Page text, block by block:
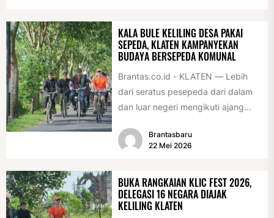
KALA BULE KELILING DESA PAKAI
SEPEDA, KLATEN KAMPANYEKAN
BUDAYA BERSEPEDA KOMUNAL
Brantas.co.id - KLATEN — Lebih
dari seratus pesepeda dari dalam
dan luar negeri mengikuti ajang
Association Rally...
Brantasbaru
22 Mei 2026
BUKA RANGKAIAN KLIC FEST 2026,
DELEGASI 16 NEGARA DIAJAK
KELILING KLATEN